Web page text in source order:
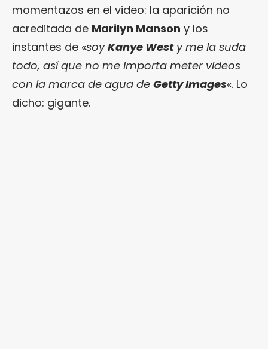
momentazos en el video: la aparición no
acreditada de Marilyn Manson y los
instantes de «soyKanye Westy me la suda
todo, así que no me importa meter videos
con la marca de agua de Getty Images«. Lo
dicho: gigante.